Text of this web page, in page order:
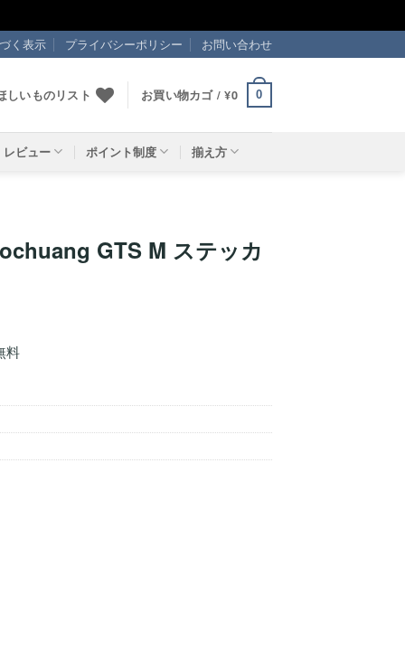
く表示 プライバシーポリシー お問い合わせ
しいものリスト お買い物カゴ /¥0 0
レビュー ポイント制度 揃え方
GTS M ステッカ
料